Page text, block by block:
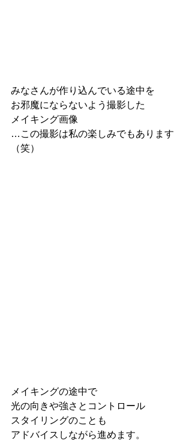
みなさんが作り込んでいる途中を
お邪魔にならないよう撮影した
メイキング画像
…この撮影は私の楽しみでもあります
（笑）
メイキングの途中で
光の向きや強さとコントロール
スタイリングのことも
アドバイスしながら進めます。